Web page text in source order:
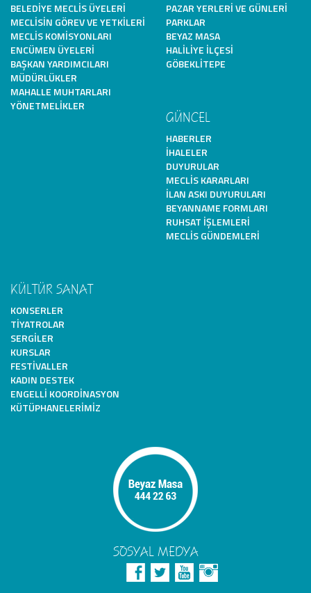
BELEDIYE MECLIS ÜYELERI
MECLISIN GÖREV VE YETKILERI
MECLIS KOMISYONLARI
ENCÜMEN ÜYELERI
BAŞKAN YARDIMCILARI
MÜDÜRLÜKLER
MAHALLE MUHTARLARI
YÖNETMELIKLER
PAZAR YERLERI VE GÜNLERI
PARKLAR
BEYAZ MASA
HALILIYE İLÇESI
GÖBEKLITEPE
GÜNCEL
HABERLER
İHALELER
DUYURULAR
MECLIS KARARLARI
İLAN ASKI DUYURULARI
BEYANNAME FORMLARI
RUHSAT İŞLEMLERI
MECLIS GÜNDEMLERI
KÜLTÜR SANAT
KONSERLER
TIYATROLAR
SERGILER
KURSLAR
FESTIVALLER
KADIN DESTEK
ENGELLI KOORDINASYON
KÜTÜPHANELERIMIZ
SOSYAL MEDYA